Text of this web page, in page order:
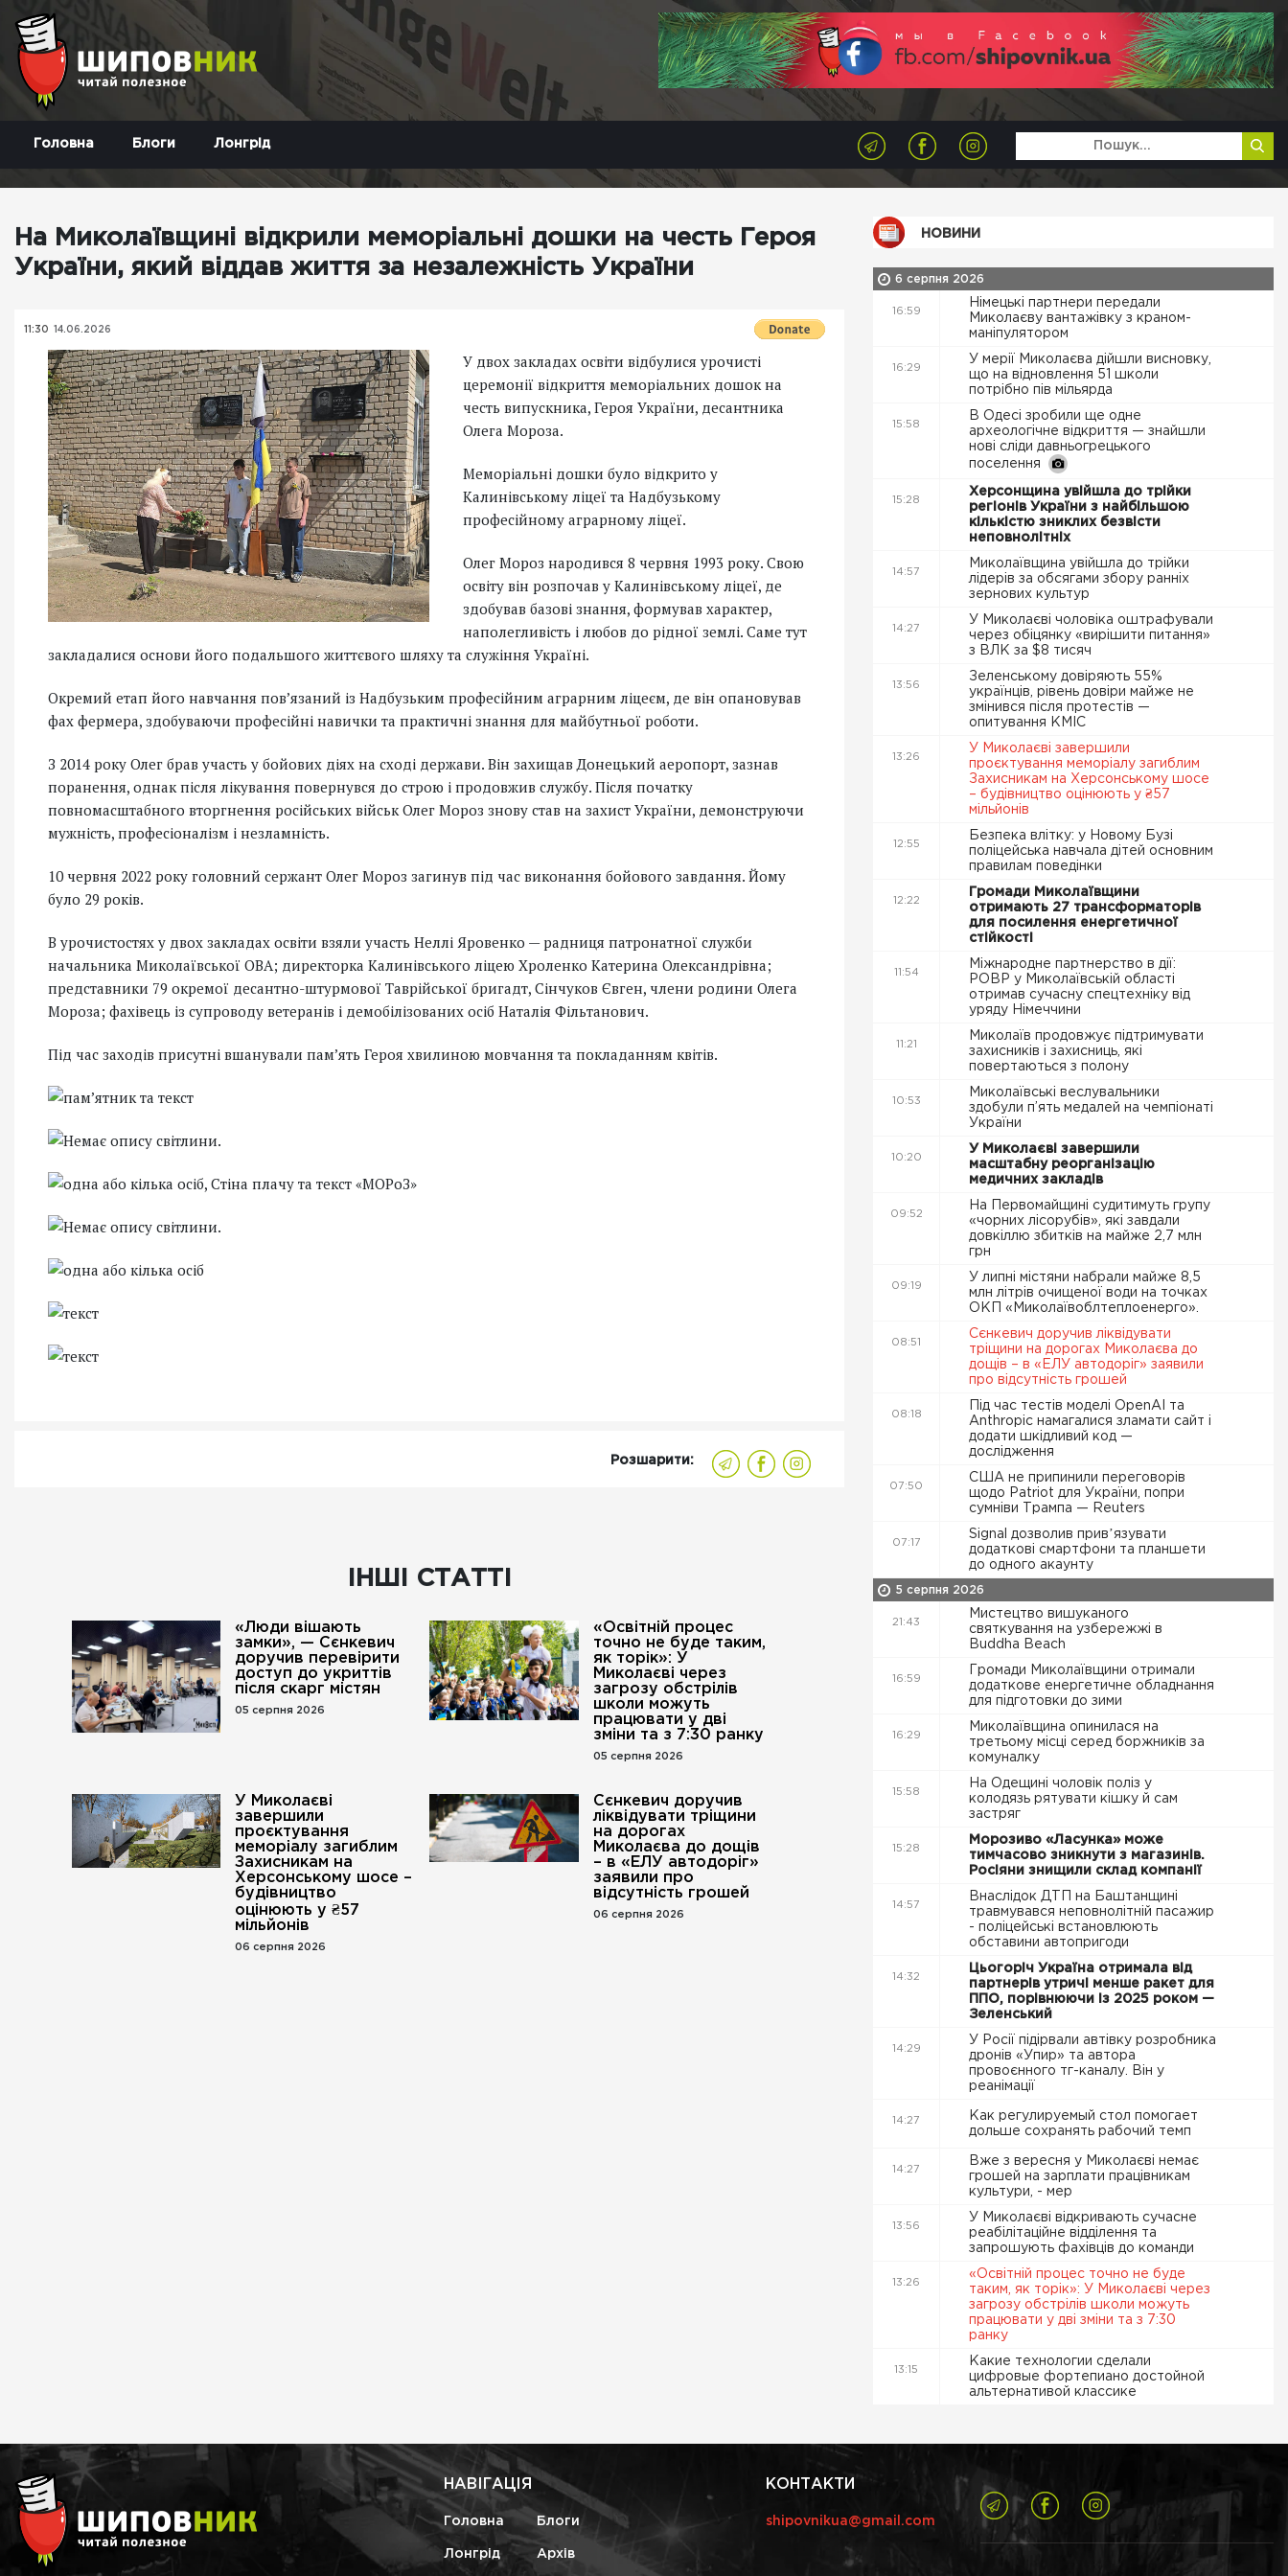
Головна Блоги Лонгрід
На Миколаївщині відкрили меморіальні дошки на честь Героя
України, який віддав життя за незалежність України
11:30 14.06.2026
У двох закладах освіти відбулися урочисті
церемонії відкриття меморіальних дошок на
честь випускника, Героя України, десантника
Олега Мороза.
Меморіальні дошки було відкрито у
Калинівському ліцеї та Надбузькому
професійному аграрному ліцеї.
Олег Мороз народився 8 червня 1993 року. Свою
освіту він розпочав у Калинівському ліцеї, де
здобував базові знання, формував характер,
наполегливість і любов до рідної землі. Саме тут
закладалися основи його подальшого життєвого шляху та служіння Україні.
Окремий етап його навчання пов’язаний із Надбузьким професійним аграрним ліцеєм, де він опановував
фах фермера, здобуваючи професійні навички та практичні знання для майбутньої роботи.
З 2014 року Олег брав участь у бойових діях на сході держави. Він захищав Донецький аеропорт, зазнав
поранення, однак після лікування повернувся до строю і продовжив службу. Після початку
повномасштабного вторгнення російських військ Олег Мороз знову став на захист України, демонструючи
мужність, професіоналізм і незламність.
10 червня 2022 року головний сержант Олег Мороз загинув під час виконання бойового завдання. Йому
було 29 років.
В урочистостях у двох закладах освіти взяли участь Неллі Яровенко — радниця патронатної служби
начальника Миколаївської ОВА; директорка Калинівського ліцею Хроленко Катерина Олександрівна;
представники 79 окремої десантно-штурмової Таврійської бригадт, Сінчуков Євген, члени родини Олега
Мороза; фахівець із супроводу ветеранів і демобілізованих осіб Наталія Фільтанович.
Під час заходів присутні вшанували пам’ять Героя хвилиною мовчання та покладанням квітів.
Розшарити:
ІНШІ СТАТТІ
«Люди вішають
замки», — Сєнкевич
доручив перевірити
доступ до укриттів
після скарг містян
05 серпня 2026
«Освітній процес
точно не буде таким,
як торік»: У
Миколаєві через
загрозу обстрілів
школи можуть
працювати у дві
зміни та з 7:30 ранку
05 серпня 2026
У Миколаєві
завершили
проєктування
меморіалу загиблим
Захисникам на
Херсонському шосе –
будівництво
оцінюють у ₴57
мільйонів
06 серпня 2026
Сєнкевич доручив
ліквідувати тріщини
на дорогах
Миколаєва до дощів
– в «ЕЛУ автодоріг»
заявили про
відсутність грошей
06 серпня 2026
НОВИНИ
6 серпня 2026
16:59
Німецькі партнери передали
Миколаєву вантажівку з краном-
маніпулятором
16:29
У мерії Миколаєва дійшли висновку,
що на відновлення 51 школи
потрібно пів мільярда
15:58
В Одесі зробили ще одне
археологічне відкриття — знайшли
нові сліди давньогрецького
поселення
15:28
Херсонщина увійшла до трійки
регіонів України з найбільшою
кількістю зниклих безвісти
неповнолітніх
14:57
Миколаївщина увійшла до трійки
лідерів за обсягами збору ранніх
зернових культур
14:27
У Миколаєві чоловіка оштрафували
через обіцянку «вирішити питання»
з ВЛК за $8 тисяч
13:56
Зеленському довіряють 55%
українців, рівень довіри майже не
змінився після протестів —
опитування КМІС
13:26
У Миколаєві завершили
проєктування меморіалу загиблим
Захисникам на Херсонському шосе
– будівництво оцінюють у ₴57
мільйонів
12:55
Безпека влітку: у Новому Бузі
поліцейська навчала дітей основним
правилам поведінки
12:22
Громади Миколаївщини
отримають 27 трансформаторів
для посилення енергетичної
стійкості
11:54
Міжнародне партнерство в дії:
РОВР у Миколаївській області
отримав сучасну спецтехніку від
уряду Німеччини
11:21
Миколаїв продовжує підтримувати
захисників і захисниць, які
повертаються з полону
10:53
Миколаївські веслувальники
здобули п’ять медалей на чемпіонаті
України
10:20
У Миколаєві завершили
масштабну реорганізацію
медичних закладів
09:52
На Первомайщині судитимуть групу
«чорних лісорубів», які завдали
довкіллю збитків на майже 2,7 млн
грн
09:19
У липні містяни набрали майже 8,5
млн літрів очищеної води на точках
ОКП «Миколаївоблтеплоенерго».
08:51
Сєнкевич доручив ліквідувати
тріщини на дорогах Миколаєва до
дощів – в «ЕЛУ автодоріг» заявили
про відсутність грошей
08:18
Під час тестів моделі OpenAI та
Anthropic намагалися зламати сайт і
додати шкідливий код —
дослідження
07:50
США не припинили переговорів
щодо Patriot для України, попри
сумніви Трампа — Reuters
07:17
Signal дозволив привʼязувати
додаткові смартфони та планшети
до одного акаунту
5 серпня 2026
21:43
Мистецтво вишуканого
святкування на узбережжі в
Buddha Beach
16:59
Громади Миколаївщини отримали
додаткове енергетичне обладнання
для підготовки до зими
16:29
Миколаївщина опинилася на
третьому місці серед боржників за
комуналку
15:58
На Одещині чоловік поліз у
колодязь рятувати кішку й сам
застряг
15:28
Морозиво «Ласунка» може
тимчасово зникнути з магазинів.
Росіяни знищили склад компанії
14:57
Внаслідок ДТП на Баштанщині
травмувався неповнолітній пасажир
- поліцейські встановлюють
обставини автопригоди
14:32
Цьогоріч Україна отримала від
партнерів утричі менше ракет для
ППО, порівнюючи із 2025 роком —
Зеленський
14:29
У Росії підірвали автівку розробника
дронів «Упир» та автора
провоєнного тг-каналу. Він у
реанімації
14:27
Как регулируемый стол помогает
дольше сохранять рабочий темп
14:27
Вже з вересня у Миколаєві немає
грошей на зарплати працівникам
культури, - мер
13:56
У Миколаєві відкривають сучасне
реабілітаційне відділення та
запрошують фахівців до команди
13:26
«Освітній процес точно не буде
таким, як торік»: У Миколаєві через
загрозу обстрілів школи можуть
працювати у дві зміни та з 7:30
ранку
13:15
Какие технологии сделали
цифровые фортепиано достойной
альтернативой классике
НАВІГАЦІЯ
Головна Блоги
Лонгрід Архів
КОНТАКТИ
shipovnikua@gmail.com